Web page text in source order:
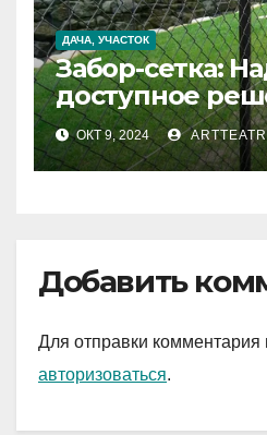
ДАЧА, УЧАСТОК
Забор-сетка:
доступное
вашего участка
ОКТ 9, 2024
Добавить
Для отправки
авторизоваться.